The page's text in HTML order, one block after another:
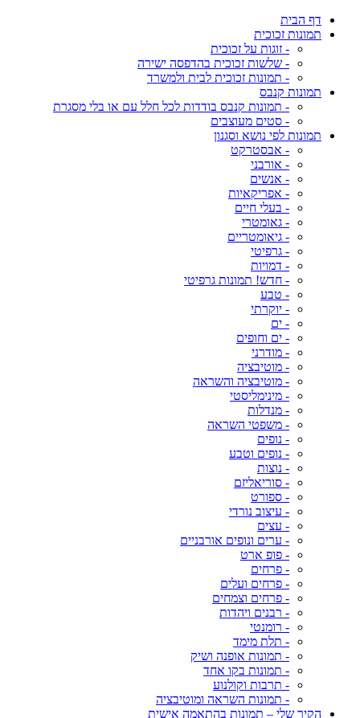
דף הבית
תמונות זכוכית
- זוגות על זכוכית
- שלשות זכוכית בהדפסה ישירה
- תמונות זכוכית לבית ולמשרד
תמונות קנבס
- תמונות קנבס בודדות לכל חלל עם או בלי מסגרת
- סטים מעוצבים
תמונות לפי נושא וסגנון
- אבסטרקט
- אורבני
- אנשים
- אפריקאיות
- בעלי חיים
- גאומטרי
- גיאומטריים
- גרפיטי
- דמויות
- חדש! תמונות גרפיטי
- טבע
- יוקרתי
- ים
- ים וחופים
- מודרני
- מוטיבציה
- מוטיבציה והשראה
- מינימליסטי
- מנדלות
- משפטי השראה
- נופים
- נופים וטבע
- נוצות
- סוריאליזם
- ספורט
- עיצוב נורדי
- עצים
- ערים ונופים אורבניים
- פופ ארט
- פרחים
- פרחים ועלים
- פרחים וצמחים
- רבנים ויהדות
- רומנטי
- תלת מימד
- תמונות אופנה ושיק
- תמונות בקו אחד
- תרבות וקולנוע
- תמונות השראה ומוטיבציה
הקיר שלי – תמונות בהתאמה אישית